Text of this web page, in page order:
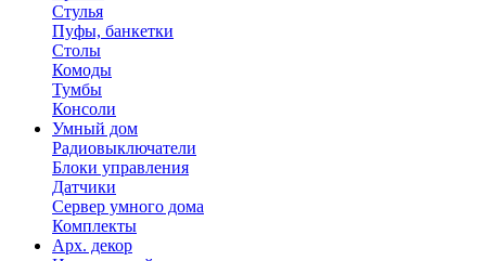
Стулья
Пуфы, банкетки
Столы
Комоды
Тумбы
Консоли
Умный дом
Радиовыключатели
Блоки управления
Датчики
Сервер умного дома
Комплекты
Арх. декор